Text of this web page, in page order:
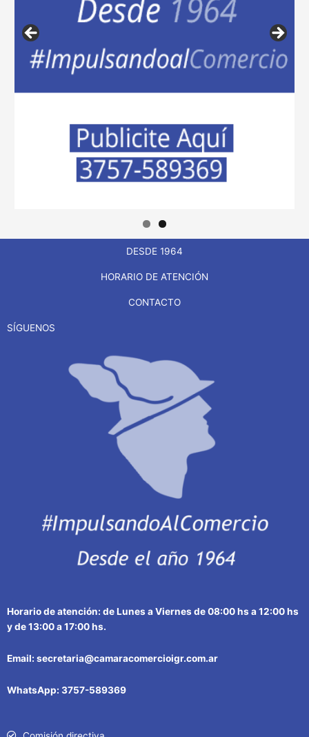
DESDE 1964
HORARIO DE ATENCIÓN
CONTACTO
SÍGUENOS
Horario de atención: de Lunes a Viernes de 08:00 hs a 12:00 hs
y de 13:00 a 17:00 hs.
Email: secretaria@camaracomercioigr.com.ar
WhatsApp: 3757-589369